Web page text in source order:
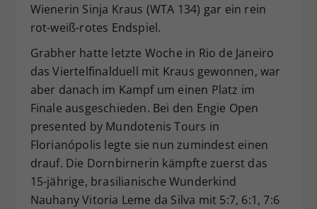
Wienerin Sinja Kraus (WTA 134) gar ein rein
rot-weiß-rotes Endspiel.
Grabher hatte letzte Woche in Rio de Janeiro
das Viertelfinalduell mit Kraus gewonnen, war
aber danach im Kampf um einen Platz im
Finale ausgeschieden. Bei den Engie Open
presented by Mundotenis Tours in
Florianópolis legte sie nun zumindest einen
drauf. Die Dornbirnerin kämpfte zuerst das
15-jährige, brasilianische Wunderkind
Nauhany Vitoria Leme da Silva mit 5:7, 6:1, 7:6